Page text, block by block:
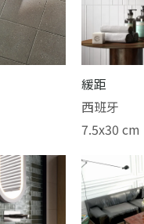
緩距
西班牙
7.5x30 cm